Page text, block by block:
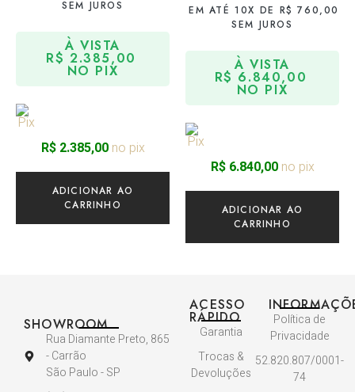
SEM JUROS
À VISTA
R$ 2.385,00
NO PIX
R$2.385,00no pix
ADICIONAR AO
CARRINHO
EM ATÉ 10X DE R$ 760,00
SEM JUROS
À VISTA
R$ 6.840,00
NO PIX
R$6.840,00no pix
ADICIONAR AO
CARRINHO
SHOWROOM
Rua Diamante Preto, 865
- Carrão
São Paulo - SP
ACESSO
RÁPIDO
Garantia
Trocas &
Devoluções
Política de
Privacidade
52.820.807/0001-
74